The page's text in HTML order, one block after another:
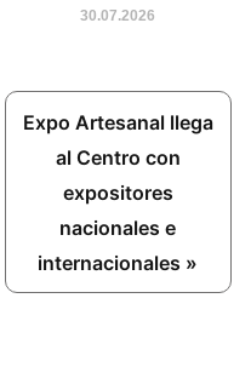
30.07.2026
Next
Post:
Expo Artesanal llega
al Centro con
expositores
nacionales e
internacionales »